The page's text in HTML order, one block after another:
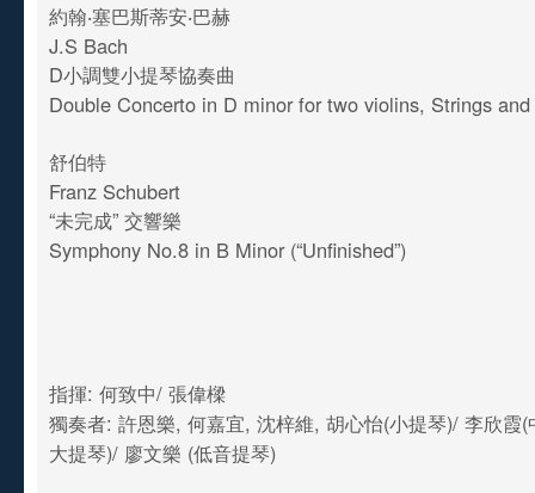
約翰‧塞巴斯蒂安‧巴赫
J.S Bach
D小調雙小提琴協奏曲
Double Concerto in D minor for two violins, Strings
舒伯特
Franz Schubert
“未完成” 交響樂
Symphony No.8 in B Minor (“Unfinished”)
指揮: 何致中/ 張偉樑
獨奏者: 許恩樂, 何嘉宜, 沈梓維, 胡心怡(小提琴)/ 李欣霞
大提琴)/ 廖文樂 (低音提琴)